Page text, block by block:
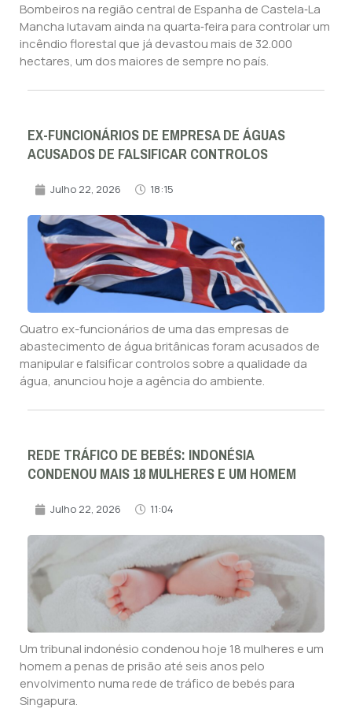
Bombeiros na região central de Espanha de Castela‑La
Mancha lutavam ainda na quarta‑feira para controlar um
incêndio florestal que já devastou mais de 32.000
hectares, um dos maiores de sempre no país.
EX-FUNCIONÁRIOS DE EMPRESA DE ÁGUAS
ACUSADOS DE FALSIFICAR CONTROLOS
Julho 22, 2026 18:15
Quatro ex-funcionários de uma das empresas de
abastecimento de água britânicas foram acusados de
manipular e falsificar controlos sobre a qualidade da
água, anunciou hoje a agência do ambiente.
REDE TRÁFICO DE BEBÉS: INDONÉSIA
CONDENOU MAIS 18 MULHERES E UM HOMEM
Julho 22, 2026 11:04
Um tribunal indonésio condenou hoje 18 mulheres e um
homem a penas de prisão até seis anos pelo
envolvimento numa rede de tráfico de bebés para
Singapura.